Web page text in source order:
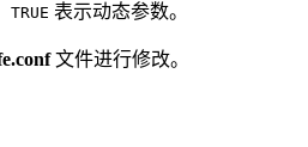
TRUE 表示动态参数。
文件进行修改。